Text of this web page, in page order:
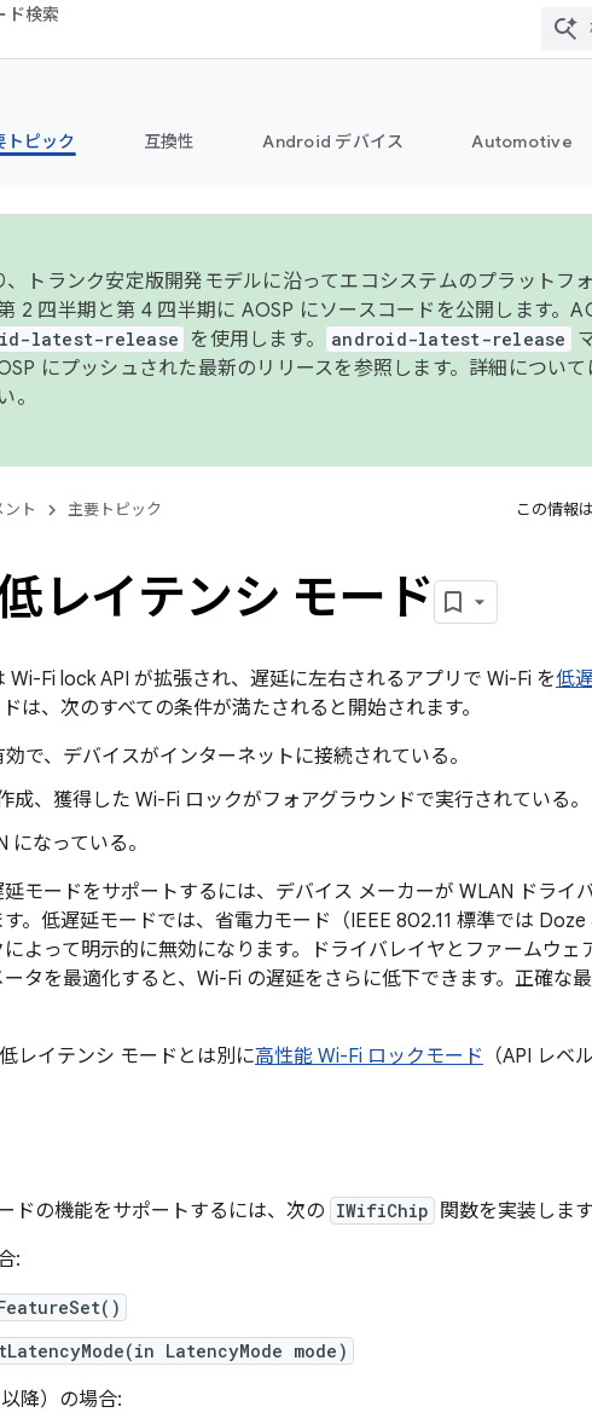
ド検索
トピック 互換性 Android デバイス Automotive
、トランク安定版開発モデルに沿ってエコシステムのプラットフ
2 四半期と第 4 四半期に AOSP にソースコードを公開します。
latest-release を使用します。 android-latest-release
にプッシュされた最新のリリースを参照します。詳細について
。
ント 主要トピック この情報
レイテンシ モード
Wi-Fi lock API が拡張され、遅延に左右されるアプリで Wi-Fi を低
は、次のすべての条件が満たされると開始されます。
で、デバイスがインターネットに接続されている。
成、獲得した Wi-Fi ロックがフォアグラウンドで実行されている。
になっている。
モードをサポートするには、デバイス メーカーが WLAN ドライ
。低遅延モードでは、省電力モード（IEEE 802.11 標準では
よって明示的に無効になります。ドライバレイヤとファームウェ
タを最適化すると、Wi-Fi の遅延をさらに低下できます。正確な
レイテンシ モードとは別に高性能 Wi-Fi ロックモード （API レベ
ドの機能をサポートするには、次の IWifiChip
関数を実装します
:
LatencyMode mode)
降）の場合: